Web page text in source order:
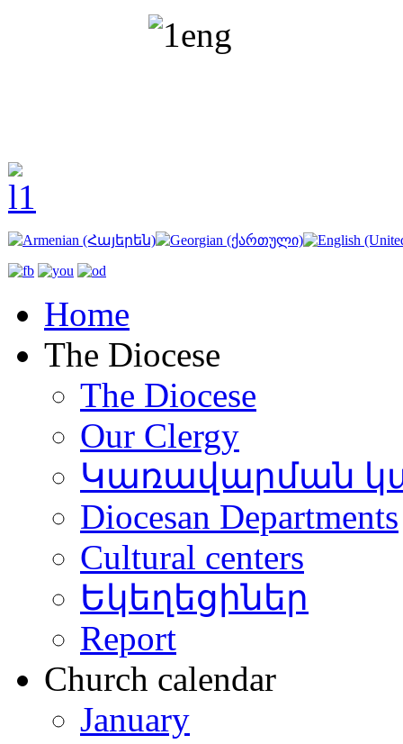
Home
The Diocese
The Diocese
Our Clergy
Կառավարման
Diocesan Departments
Cultural centers
Եկեղեցիներ
Report
Church calendar
January